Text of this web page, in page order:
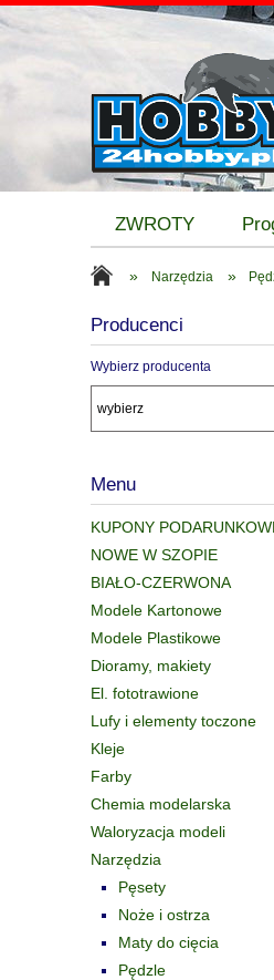
ZWROTY
» Narzędzia »
Producenci
Wybierz producenta
Menu
KUPONY
NOWE W SZOPIE
BIAŁO-CZERWONA
Modele Kartonowe
Modele Plastikowe
Dioramy, makiety
El. fototrawione
Lufy i elementy toczone
Kleje
Farby
Chemia modelarska
Waloryzacja modeli
Narzędzia
Pęsety
Noże i ostrza
Maty do cięcia
Pędzle